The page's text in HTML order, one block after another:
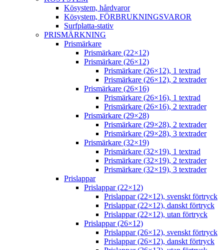
Kösystem, hårdvaror
Kösystem, FÖRBRUKNINGSVAROR
Surfplatta-stativ
PRISMÄRKNING
Prismärkare
Prismärkare (22×12)
Prismärkare (26×12)
Prismärkare (26×12), 1 textrad
Prismärkare (26×12), 2 textrader
Prismärkare (26×16)
Prismärkare (26×16), 1 textrad
Prismärkare (26×16), 2 textrader
Prismärkare (29×28)
Prismärkare (29×28), 2 textrader
Prismärkare (29×28), 3 textrader
Prismärkare (32×19)
Prismärkare (32×19), 1 textrad
Prismärkare (32×19), 2 textrader
Prismärkare (32×19), 3 textrader
Prislappar
Prislappar (22×12)
Prislappar (22×12), svenskt förtryck
Prislappar (22×12), danskt förtryck
Prislappar (22×12), utan förtryck
Prislappar (26×12)
Prislappar (26×12), svenskt förtryck
Prislappar (26×12), danskt förtryck